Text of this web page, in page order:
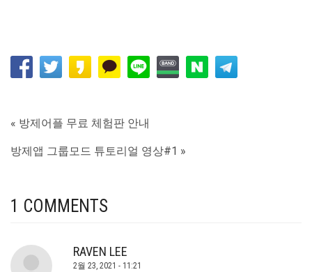
« 방제어플 무료 체험판 안내
방제앱 그룹모드 튜토리얼 영상#1 »
1 COMMENTS
RAVEN LEE
2월 23, 2021 - 11:21